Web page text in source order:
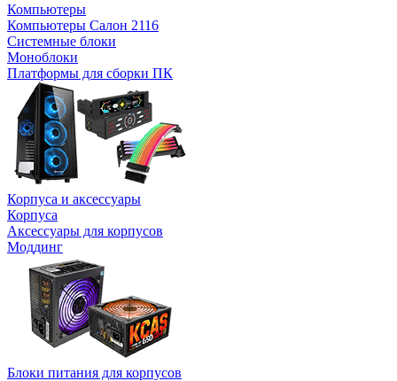
Компьютеры
Компьютеры Салон 2116
Системные блоки
Моноблоки
Платформы для сборки ПК
Корпуса и аксессуары
Корпуса
Аксессуары для корпусов
Моддинг
Блоки питания для корпусов